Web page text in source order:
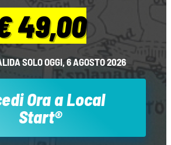
49,00
SOLO OGGI, 6 AGOSTO 2026
Ora a Local
Start®